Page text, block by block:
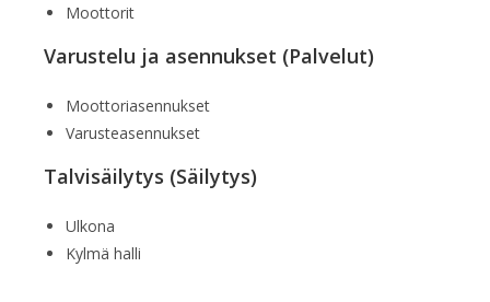
Moottorit
Varustelu ja asennukset (Palvelut)
Moottoriasennukset
Varusteasennukset
Talvisäilytys (Säilytys)
Ulkona
Kylmä halli